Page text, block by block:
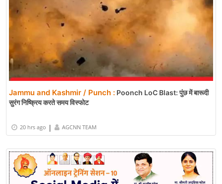
Jammu and Kashmir / Punch : Poonch LoC Blast: पुंछ में बारूदी
सुरंग निष्क्रिय करते समय विस्फोट
20 hrs ago | AGCNN TEAM